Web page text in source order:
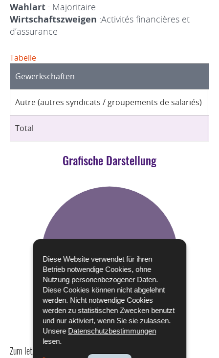
Diese Website verwendet für ihren
Betrieb notwendige Cookies, ohne
Nutzung personenbezogener Daten.
Diese Cookies können nicht abgelehnt
werden. Nicht notwendige Cookies
werden zu statistischen Zwecken benutzt
und nur aktiviert, wenn Sie sie zulassen.
Unsere Datenschutzbestimmungen
lesen.
Wahlart : Majoritaire
Wirtschaftszweigen :Activités financières et
d’assurance
Tabelle
Gewerkschaften
Autre (autres syndicats / groupements de salariés)
Total
Grafische Darstellung
Zum letzten Mal aktualisiert am24/04/2024